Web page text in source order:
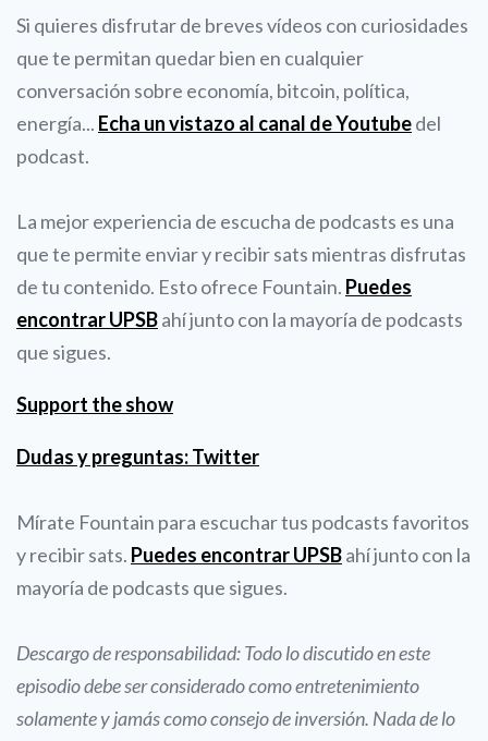
Si quieres disfrutar de breves vídeos con curiosidades
que te permitan quedar bien en cualquier
conversación sobre economía, bitcoin, política,
energía... Echa un vistazo al canal de Youtubedel
podcast.
La mejor experiencia de escucha de podcasts es una
que te permite enviar y recibir sats mientras disfrutas
de tu contenido. Esto ofrece Fountain. Puedes
encontrar UPSBahí junto con la mayoría de podcasts
que sigues.
Support the show
Dudas y preguntas: Twitter
Mírate Fountain para escuchar tus podcasts favoritos
y recibir sats. Puedes encontrar UPSBahí junto con la
mayoría de podcasts que sigues.
Descargo de responsabilidad: Todo lo discutido en este
episodio debe ser considerado como entretenimiento
solamente y jamás como consejo de inversión. Nada de lo